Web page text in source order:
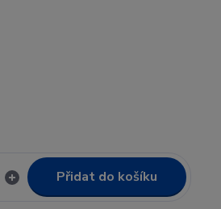
Přidat do košíku